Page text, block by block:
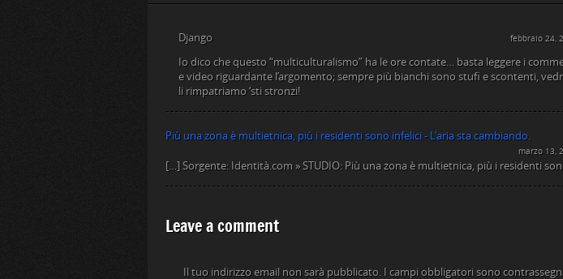
Django febbraio 24,
Io dico che questo “multiculturalismo” ha le ore contate… basta leggere i
e video riguardante l’argomento; sempre più bianchi sono stufi e scontenti,
li rimpatriamo ‘sti stronzi!
Più una zona è multietnica, più i residenti sono infelici - L'aria sta cambiando.
marzo 13,
[…] Sorgente: Identità.com » STUDIO: Più una zona è multietnica, più i residenti
Leave a comment
Il tuo indirizzo email non sarà pubblicato. I campi obbligatori sono